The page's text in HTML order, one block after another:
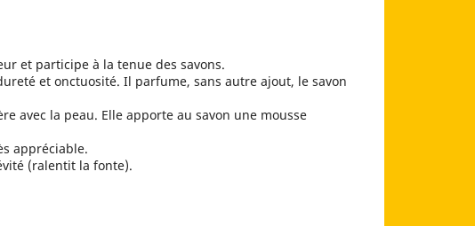
et participe à la tenue des savons.
et onctuosité. Il parfume, sans autre ajout, le savon
avec la peau. Elle apporte au savon une mousse
appréciable.
(ralentit la fonte).